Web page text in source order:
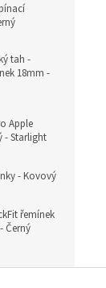
tah -
18mm -
Apple
- Starlight
- Kovový
řemínek
Černý